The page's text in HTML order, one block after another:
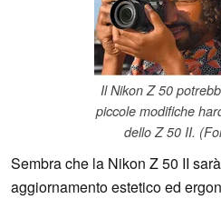
Il Nikon Z 50
piccole modifiche
dello Z 50 II.
Sembra che la Nikon Z 50 II
aggiornamento estetico ed